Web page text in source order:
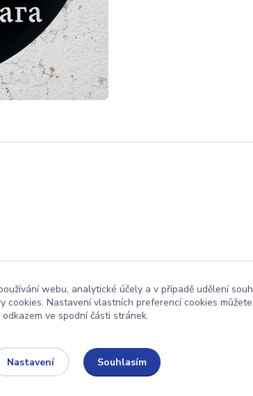
Upravit sběr cookies.
webu, analytické účely a v případě udělení
cookies. Nastavení vlastních preferencí cookies
odkazem ve spodní části stránek.
Nastavení Souhlasím